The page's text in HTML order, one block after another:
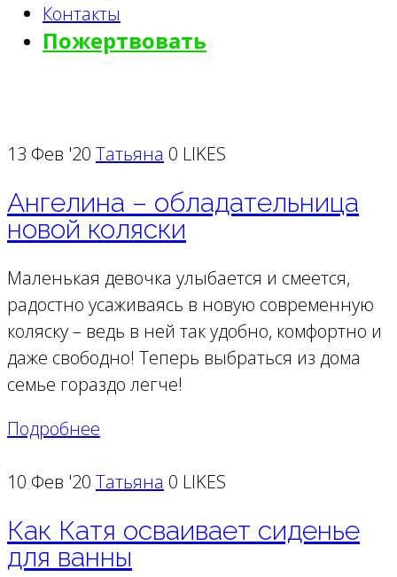
Контакты
Пожертвовать
13 Фев '20 Татьяна 0 LIKES
Ангелина – обладательница
новой коляски
Маленькая девочка улыбается и смеется,
радостно усаживаясь в новую современную
коляску – ведь в ней так удобно, комфортно и
даже свободно! Теперь выбраться из дома
семье гораздо легче!
Подробнее
10 Фев '20 Татьяна 0 LIKES
Как Катя осваивает сиденье
для ванны